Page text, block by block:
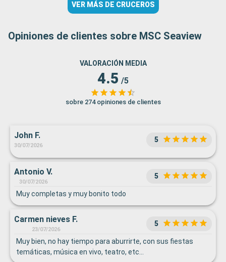
VER MÁS DE CRUCEROS
Opiniones de clientes sobre MSC Seaview
VALORACIÓN MEDIA
4.5 /5
sobre 274 opiniones de clientes
John F.
30/07/2026
5
Antonio V.
30/07/2026
5
Muy completas y muy bonito todo
Carmen nieves F.
23/07/2026
5
Muy bien, no hay tiempo para aburrirte, con sus fiestas
temáticas, música en vivo, teatro, etc...